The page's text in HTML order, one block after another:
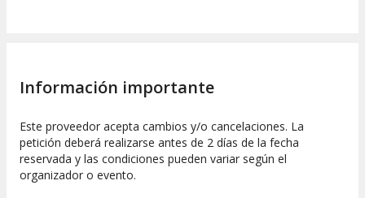
Información importante
Este proveedor acepta cambios y/o cancelaciones. La
petición deberá realizarse antes de 2 días de la fecha
reservada y las condiciones pueden variar según el
organizador o evento.